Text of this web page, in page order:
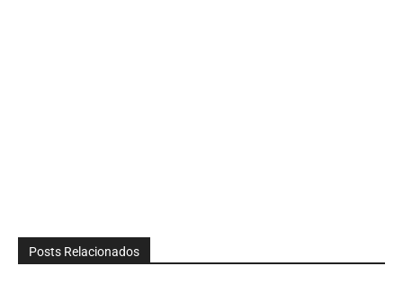
Posts Relacionados